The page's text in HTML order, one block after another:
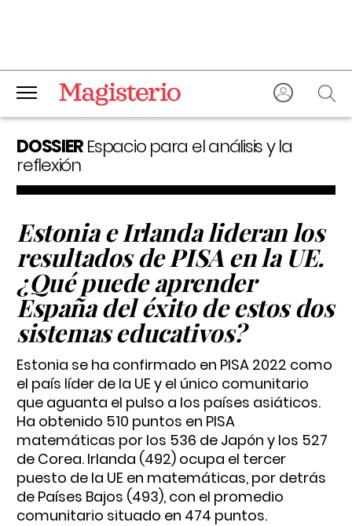
DOSSIEREspacio para el análisis y la
reflexión
Estonia e Irlanda lideran los
resultados de PISA en la UE.
¿Qué puede aprender
España del éxito de estos dos
sistemas educativos?
Estonia se ha confirmado en PISA 2022 como
el país líder de la UE y el único comunitario
que aguanta el pulso a los países asiáticos.
Ha obtenido 510 puntos en PISA
matemáticas por los 536 de Japón y los 527
de Corea. Irlanda (492) ocupa el tercer
puesto de la UE en matemáticas, por detrás
de Países Bajos (493), con el promedio
comunitario situado en 474 puntos.